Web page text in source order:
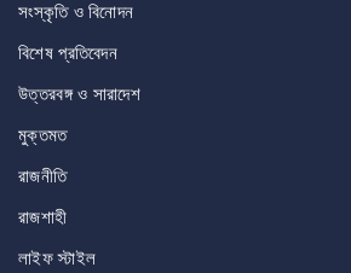
সংস্কৃতি ও বিনোদন
বিশেষ প্রতিবেদন
উত্তরবঙ্গ ও সারাদেশ
মুক্তমত
রাজনীতি
রাজশাহী
লাইফ স্টাইল